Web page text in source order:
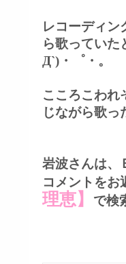
レコーディン
ら歌っていた
Д`)・゜・。
こころこわれ
じながら歌っ
岩波さんは、
コメントをお
理恵】 で検